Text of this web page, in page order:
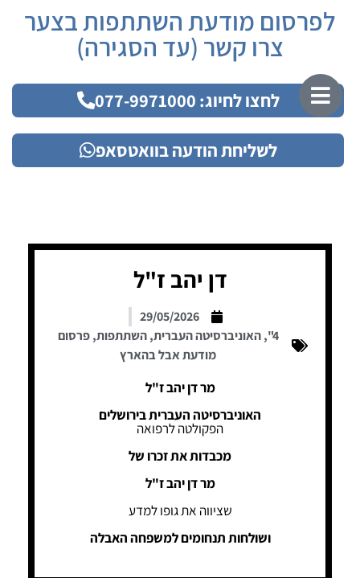
לפרסום מודעת השתתפות בצער
צרו קשר (עד הסגירה)
לחצו לחיוג: 077-9971000
לשליחת הודעה בוואטסאפ
דן יהב ז"ל
29/05/2026
4"
,האוניברסיטה העברית,השתתפות,פרסום
מודעת אבל בהארץ
מר דן יהב ז"ל
האוניברסיטה העברית בירושלים
הפקולטה לרפואה
מכבדות את זכרו של
מר דן יהב ז"ל
שציווה את גופו למדע
ושולחות תנחומים למשפחה האבלה